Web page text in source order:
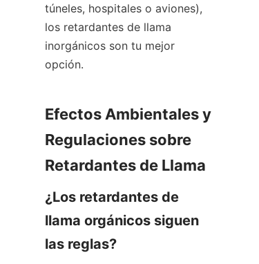
túneles, hospitales o aviones),
los retardantes de llama
inorgánicos son tu mejor
opción.
Efectos Ambientales y
Regulaciones sobre
Retardantes de Llama
¿Los retardantes de
llama orgánicos siguen
las reglas?